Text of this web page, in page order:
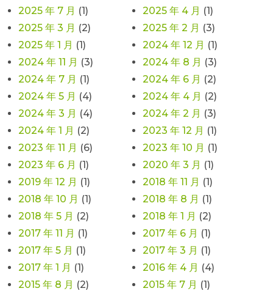
2025 年 7 月 (1) 2025 年 4 月 (1)
2025 年 3 月 (2) 2025 年 2 月 (3)
2025 年 1 月 (1) 2024 年 12 月 (1)
2024 年 11 月 (3) 2024 年 8 月 (3)
2024 年 7 月 (1) 2024 年 6 月 (2)
2024 年 5 月 (4) 2024 年 4 月 (2)
2024 年 3 月 (4) 2024 年 2 月 (3)
2024 年 1 月 (2) 2023 年 12 月 (1)
2023 年 11 月 (6) 2023 年 10 月 (1)
2023 年 6 月 (1) 2020 年 3 月 (1)
2019 年 12 月 (1) 2018 年 11 月 (1)
2018 年 10 月 (1) 2018 年 8 月 (1)
2018 年 5 月 (2) 2018 年 1 月 (2)
2017 年 11 月 (1) 2017 年 6 月 (1)
2017 年 5 月 (1) 2017 年 3 月 (1)
2017 年 1 月 (1) 2016 年 4 月 (4)
2015 年 8 月 (2) 2015 年 7 月 (1)